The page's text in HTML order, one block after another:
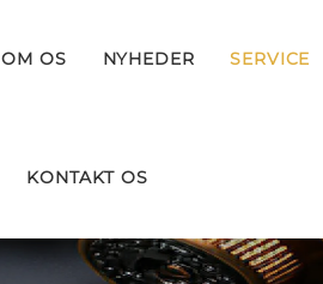
OM OS NYHEDER SERVICE
KONTAKT OS